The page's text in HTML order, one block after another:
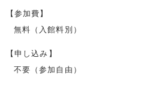
【参加費】
無料（入館料別）
【申し込み】
不要（参加自由）